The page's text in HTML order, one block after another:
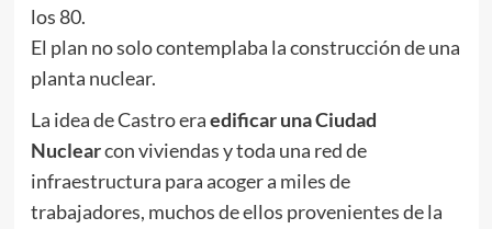
los 80.
El plan no solo contemplaba la construcción de una
planta nuclear.
La idea de Castro eraedificar una Ciudad
Nuclearcon viviendas y toda una red de
infraestructura para acoger a miles de
trabajadores, muchos de ellos provenientes de la